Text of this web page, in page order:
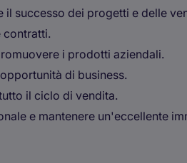
successo dei progetti e delle
contratti.
i prodotti aziendali.
di business.
il ciclo di vendita.
e mantenere un'eccellente